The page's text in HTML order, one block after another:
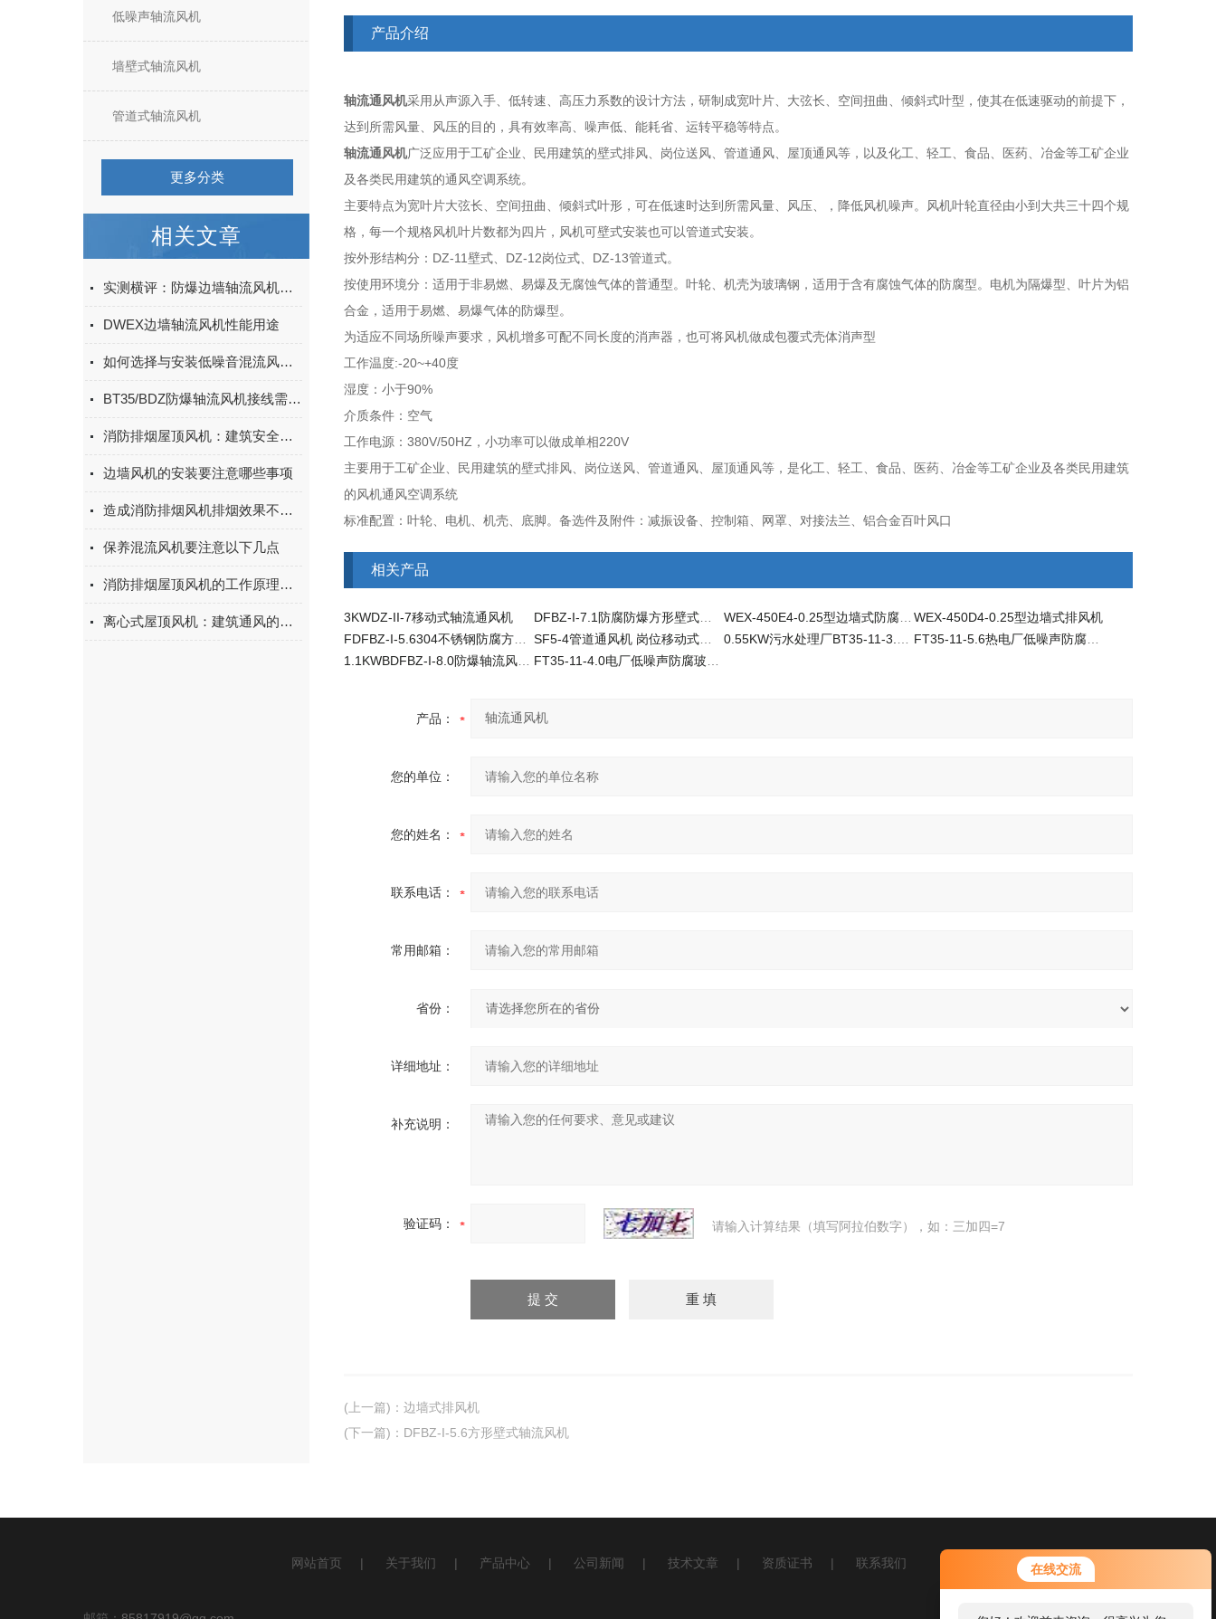
在线交流
低噪声轴流风机
墙壁式轴流风机
管道式轴流风机
更多分类
相关文章
实测横评：防爆边墙轴流风机哪家好？上虞上鼓四款主力风机深度拆解
DWEX边墙轴流风机性能用途
如何选择与安装低噪音混流风机以优化环境
BT35/BDZ防爆轴流风机接线需要注意什么
消防排烟屋顶风机：建筑安全的重要保障
边墙风机的安装要注意哪些事项
造成消防排烟风机排烟效果不明显的原因有哪些
保养混流风机要注意以下几点
消防排烟屋顶风机的工作原理与应急响应能力
离心式屋顶风机：建筑通风的得力助手
产品介绍
轴流通风机采用从声源入手、低转速、高压力系数的设计方法，研制成宽叶片、大弦长、空间扭曲、倾斜式叶型，使其在低速驱动的前提下，
达到所需风量、风压的目的，具有效率高、噪声低、能耗省、运转平稳等特点。
轴流通风机广泛应用于工矿企业、民用建筑的壁式排风、岗位送风、管道通风、屋顶通风等，以及化工、轻工、食品、医药、冶金等工矿企业
及各类民用建筑的通风空调系统。
主要特点为宽叶片大弦长、空间扭曲、倾斜式叶形，可在低速时达到所需风量、风压、，降低风机噪声。风机叶轮直径由小到大共三十四个规
格，每一个规格风机叶片数都为四片，风机可壁式安装也可以管道式安装。
按外形结构分： DZ-11 壁式、 DZ-12岗位式、 DZ-13管道式。
按使用环境分：适用于非易燃、易爆及无腐蚀气体的普通型。叶轮、机壳为玻璃钢，适用于含有腐蚀气体的防腐型。电机为隔爆型、叶片为铝
合金，适用于易燃、易爆气体的防爆型。
为适应不同场所噪声要求，风机增多可配不同长度的消声器，也可将风机做成包覆式壳体消声型
工作温度:-20~+40度
湿度：小于90%
介质条件：空气
工作电源： 380V/50HZ ，小功率可以做成单相 220V
主要用于工矿企业、民用建筑的壁式排风、岗位送风、管道通风、屋顶通风等，是化工、轻工、食品、医药、冶金等工矿企业及各类民用建筑
的风机通风空调系统
标准配置：叶轮、电机、机壳、底脚。备选件及附件：减振设备、控制箱、网罩、对接法兰、铝合金百叶风口
相关产品
3KWDZ-II-7移动式轴流通风机
WEX-450D4-0.25型边墙式排风机
产品：
您的单位：
您的姓名：
联系电话：
常用邮箱：
省份：
详细地址：
补充说明：
验证码： 请输入计算结果（填写阿拉伯数字），如：三加四=7
(上一篇) ： 边墙式排风机
(下一篇) ： DFBZ-I-5.6方形壁式轴流风机
网站首页 | 关于我们 | 产品中心 | 公司新闻 | 技术文章 | 资质证书 | 联系我们